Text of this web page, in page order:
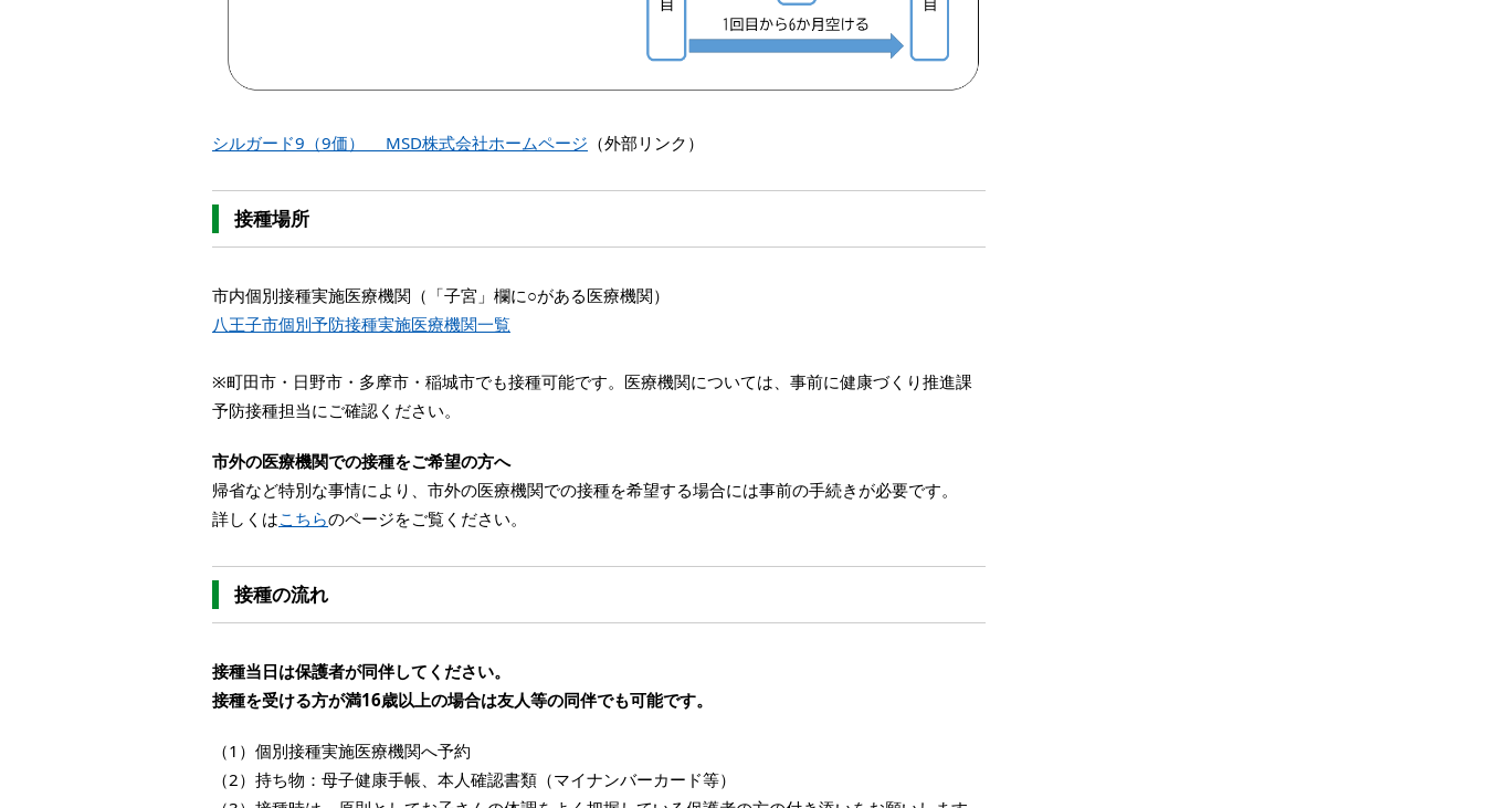
シルガード9（9価） MSD株式会社ホームページ （外部リンク）
接種場所
市内個別接種実施医療機関（「子宮」欄に○がある医療機関）
八王子市個別予防接種実施医療機関一覧
※町田市・日野市・多摩市・稲城市でも接種可能です。医療機関については、事前に健康づくり推進課
予防接種担当にご確認ください。
市外の医療機関での接種をご希望の方へ
帰省など特別な事情により、市外の医療機関での接種を希望する場合には事前の手続きが必要です。
詳しくはこちらのページをご覧ください。
接種の流れ
接種当日は保護者が同伴してください。
接種を受ける方が満16歳以上の場合は友人等の同伴でも可能です。
（1）個別接種実施医療機関へ予約
（2）持ち物：母子健康手帳、本人確認書類（マイナンバーカード等）